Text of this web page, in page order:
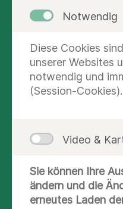
Fachabteilungen im
Ein großes Anliegen
Vermeidung von
vorzeitigen Wehen
Gebärmutterhalses.
stationärer Aufenthalt
entwickelt, bieten wir
Dopplerkontrollen in
Frauenarztpraxis an.
Notwendig
Diese Cookies
unserer Websites
notwendig und
(Session-Cookies).
Video &
Sie können Ihre
ändern und die
erneutes Laden